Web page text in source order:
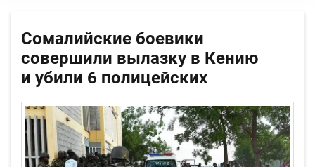
Сомалийские боевики
совершили вылазку в Кению
и убили 6 полицейских